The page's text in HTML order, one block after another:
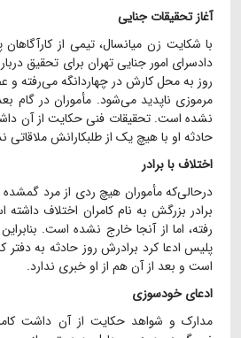
آغاز تحقیقات جنایی
با شکایت زن میانسال، تیمی از
دادسرای امور جنایی تهران برای تحقیق
مرموزی ناپدید می‌شود. مأموران در گام
نشده است. تحقیقات فنی حکایت از آن
حادثه او با هیچ یک از طلبکارانش ملاقاتی
اختلاف با برادر
در‌حالی‌که مأموران هیچ ردی از مرد گمشده
برادر بزرگش به نام کامران اختلاف
رفته، اما از آنجا خارج نشده است.
پلیس ادعا کرد برادرش روز حادثه به
است و بعد از آن هم از او خبری ندارد.
ادعای خودسوزی
مدارک و شواهد حکایت از آن داشت